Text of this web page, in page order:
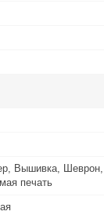
Вышивка,
печать